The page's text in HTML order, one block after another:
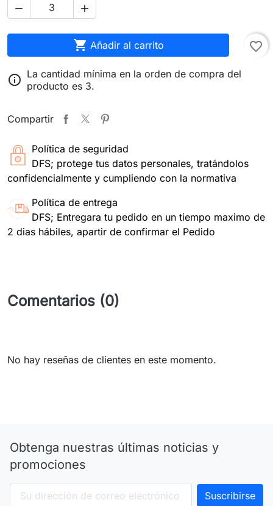
 
 Añadir al carrito favorite_border
 La cantidad mínima en la orden de compra del
producto es 3.
Compartir
Política de seguridad
DFS; protege tus datos personales, tratándolos
confidencialmente y cumpliendo con la normativa
Política de entrega
DFS; Entregara tu pedido en un tiempo maximo de
2 dias hábiles, apartir de confirmar el Pedido
Comentarios (0)
No hay reseñas de clientes en este momento.
Obtenga nuestras últimas noticias y
promociones